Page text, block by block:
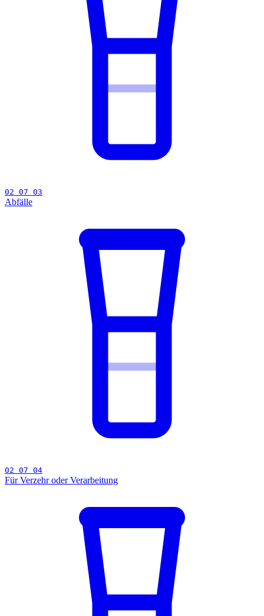
02 07 03
Abfälle
02 07 04
Für Verzehr oder Verarbeitung